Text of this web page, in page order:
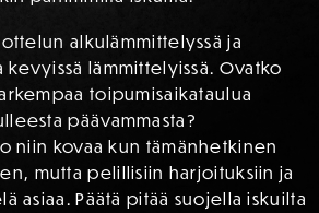
alkulämmittelyssä ja
lämmittelyissä. Ovatko
toipumisaikataulua
päävammasta?
niin kovaa kun tämänhetkinen
mutta pelillisiin harjoituksiin ja
asiaa. Päätä pitää suojella iskuilta